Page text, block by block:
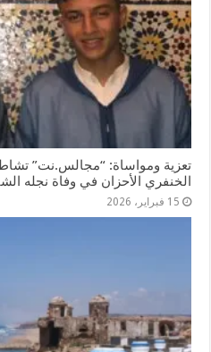
تعزية ومواساة: “مجالس.نت”
الخنفري الأحزان في وفاة نجله
15 فبراير، 2026